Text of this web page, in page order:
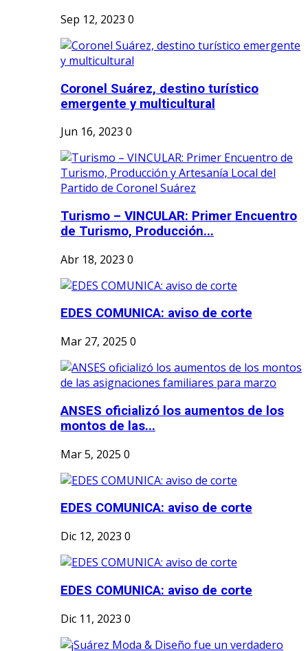
Sep 12, 2023 0
Coronel Suárez, destino turístico
emergente y multicultural
Jun 16, 2023 0
Turismo – VINCULAR: Primer Encuentro
de Turismo, Producción...
Abr 18, 2023 0
EDES COMUNICA: aviso de corte
Mar 27, 2025 0
ANSES oficializó los aumentos de los
montos de las...
Mar 5, 2025 0
EDES COMUNICA: aviso de corte
Dic 12, 2023 0
EDES COMUNICA: aviso de corte
Dic 11, 2023 0